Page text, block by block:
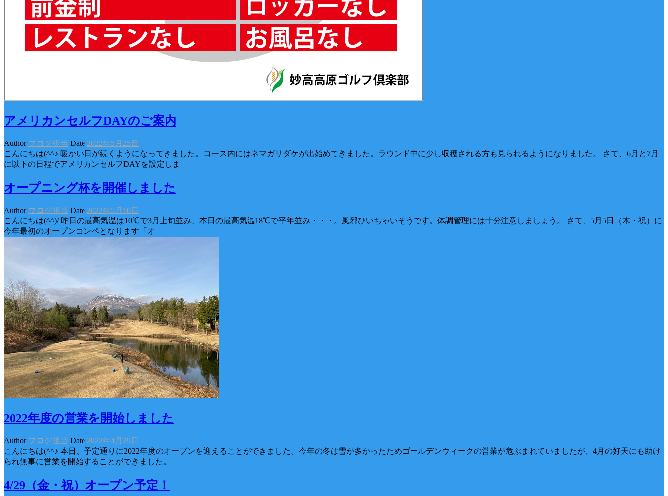
アメリカンセルフDAYのご案内
Author ブログ担当 Date 2022年5月25日
こんにちは(^^♪ 暖かい日が続くようになってきました。コース内にはネマガリダケが出始めてきました。ラウンド中に少し収穫される方も見られるようになりました。 さて、6月と7月
に以下の日程でアメリカンセルフDAYを設定しま
オープニング杯を開催しました
Author ブログ担当 Date 2022年5月10日
こんにちは(^^)/ 昨日の最高気温は10℃で3月上旬並み、本日の最高気温18℃で平年並み・・・。風邪ひいちゃいそうです。体調管理には十分注意しましょう。 さて、5月5日（木・祝）に
今年最初のオープンコンペとなります「オ
2022年度の営業を開始しました
Author ブログ担当 Date 2022年4月29日
こんにちは(^^♪ 本日、予定通りに2022年度のオープンを迎えることができました。今年の冬は雪が多かったためゴールデンウィークの営業が危ぶまれていましたが、4月の好天にも助け
られ無事に営業を開始することができました。
4/29（金・祝）オープン予定！